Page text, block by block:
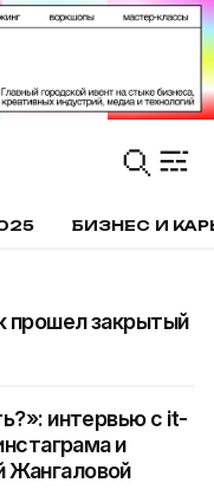
БИЗНЕС И
прошел закрытый
интервью с it-
и
Жангаловой